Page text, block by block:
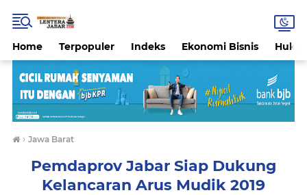
Home Terpopuler Indeks Ekonomi Bisnis
› Jawa Barat
Pemdaprov Jabar Siap Dukung
Kelancaran Arus Mudik 2019